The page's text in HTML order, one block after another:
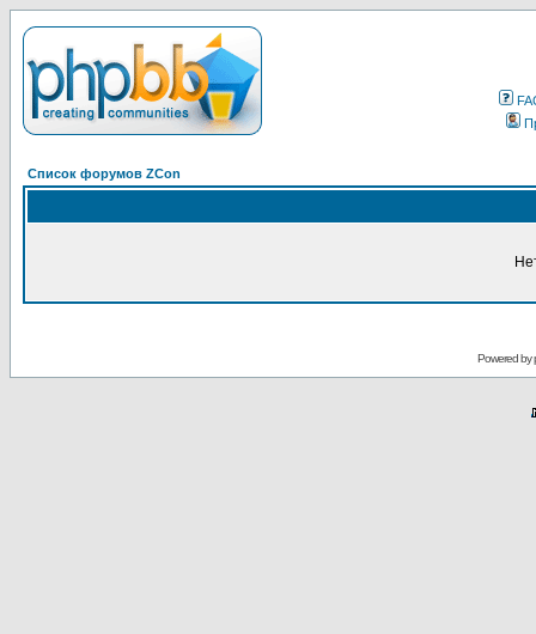
Список форумов ZCon
Powered by